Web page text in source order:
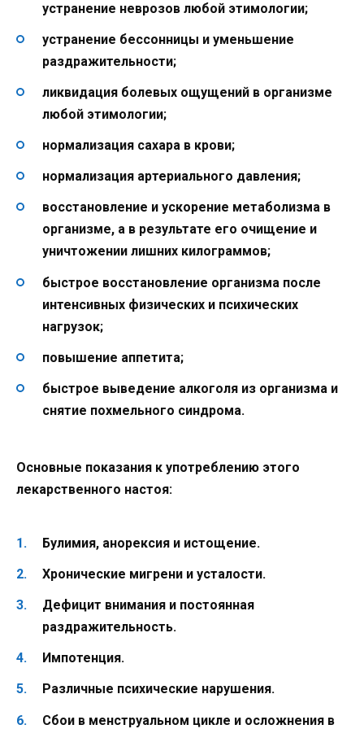
устранение неврозов любой этимологии;
устранение бессонницы и уменьшение
раздражительности;
ликвидация болевых ощущений в организме
любой этимологии;
нормализация сахара в крови;
нормализация артериального давления;
восстановление и ускорение метаболизма в
организме, а в результате его очищение и
уничтожении лишних килограммов;
быстрое восстановление организма после
интенсивных физических и психических
нагрузок;
повышение аппетита;
быстрое выведение алкоголя из организма и
снятие похмельного синдрома.
Основные показания к употреблению этого
лекарственного настоя:
Булимия, анорексия и истощение.
Хронические мигрени и усталости.
Дефицит внимания и постоянная
раздражительность.
Импотенция.
Различные психические нарушения.
Сбои в менструальном цикле и осложнения в